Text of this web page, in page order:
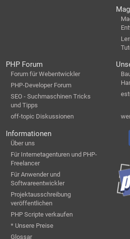
PHP Forum
Forum für Webentwickler
PHP-Developer Forum
SEO - Suchmaschinen Tricks
und Tipps
off-topic Diskussionen
Informationen
Über uns
Für Internetagenturen und PHP-
Freelancer
Für Anwender und
Softwareentwickler
Projektausschreibung
veröffentlichen
PHP Scripte verkaufen
* Unsere Preise
Glossar